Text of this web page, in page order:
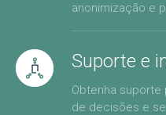
anonimização e
Suporte e
Obtenha
de decisões e